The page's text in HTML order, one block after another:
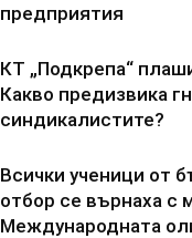
предприятия
КТ „Подкрепа“
Какво предизвика
синдикалистите?
Всички ученици от
отбор се върнаха с
Международната